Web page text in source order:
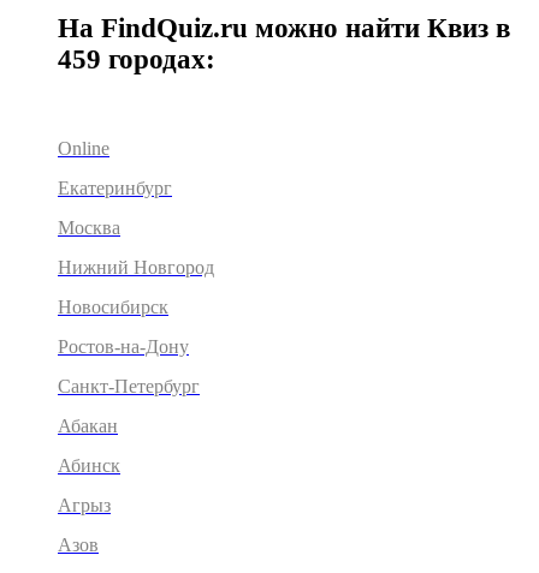
На FindQuiz.ru можно найти Квиз в
459 городах:
Online
Екатеринбург
Москва
Нижний Новгород
Новосибирск
Ростов-на-Дону
Санкт-Петербург
Абакан
Абинск
Агрыз
Азов